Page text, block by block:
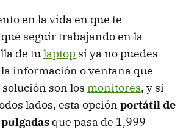
en la vida en que te
seguir trabajando en la
de tulaptop si ya no puedes
información o ventana que
son los monitores, y si
lados, esta opción portátil de
que pasa de 1,999